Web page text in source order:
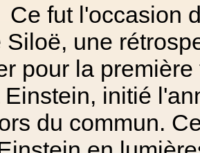
Ce fut l'occasion
Siloë, une
pour la
Einstein, initié
du commun.